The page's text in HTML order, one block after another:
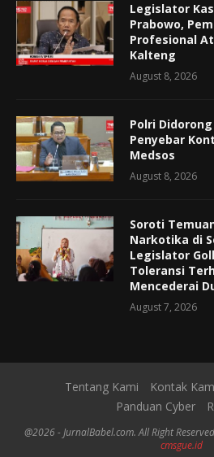
Legislator
Prabowo,
Profesional
Kalteng
August 8, 2026
Polri
Penyebar
Medsos
August 8, 2026
Soroti
Narkotika di
Legislator
Toleransi
Mencederai
August 7, 2026
Tentang Kami Kontak
Panduan Cyber
@2026 - JurnalBabel.com. All Right
cmsgue.id